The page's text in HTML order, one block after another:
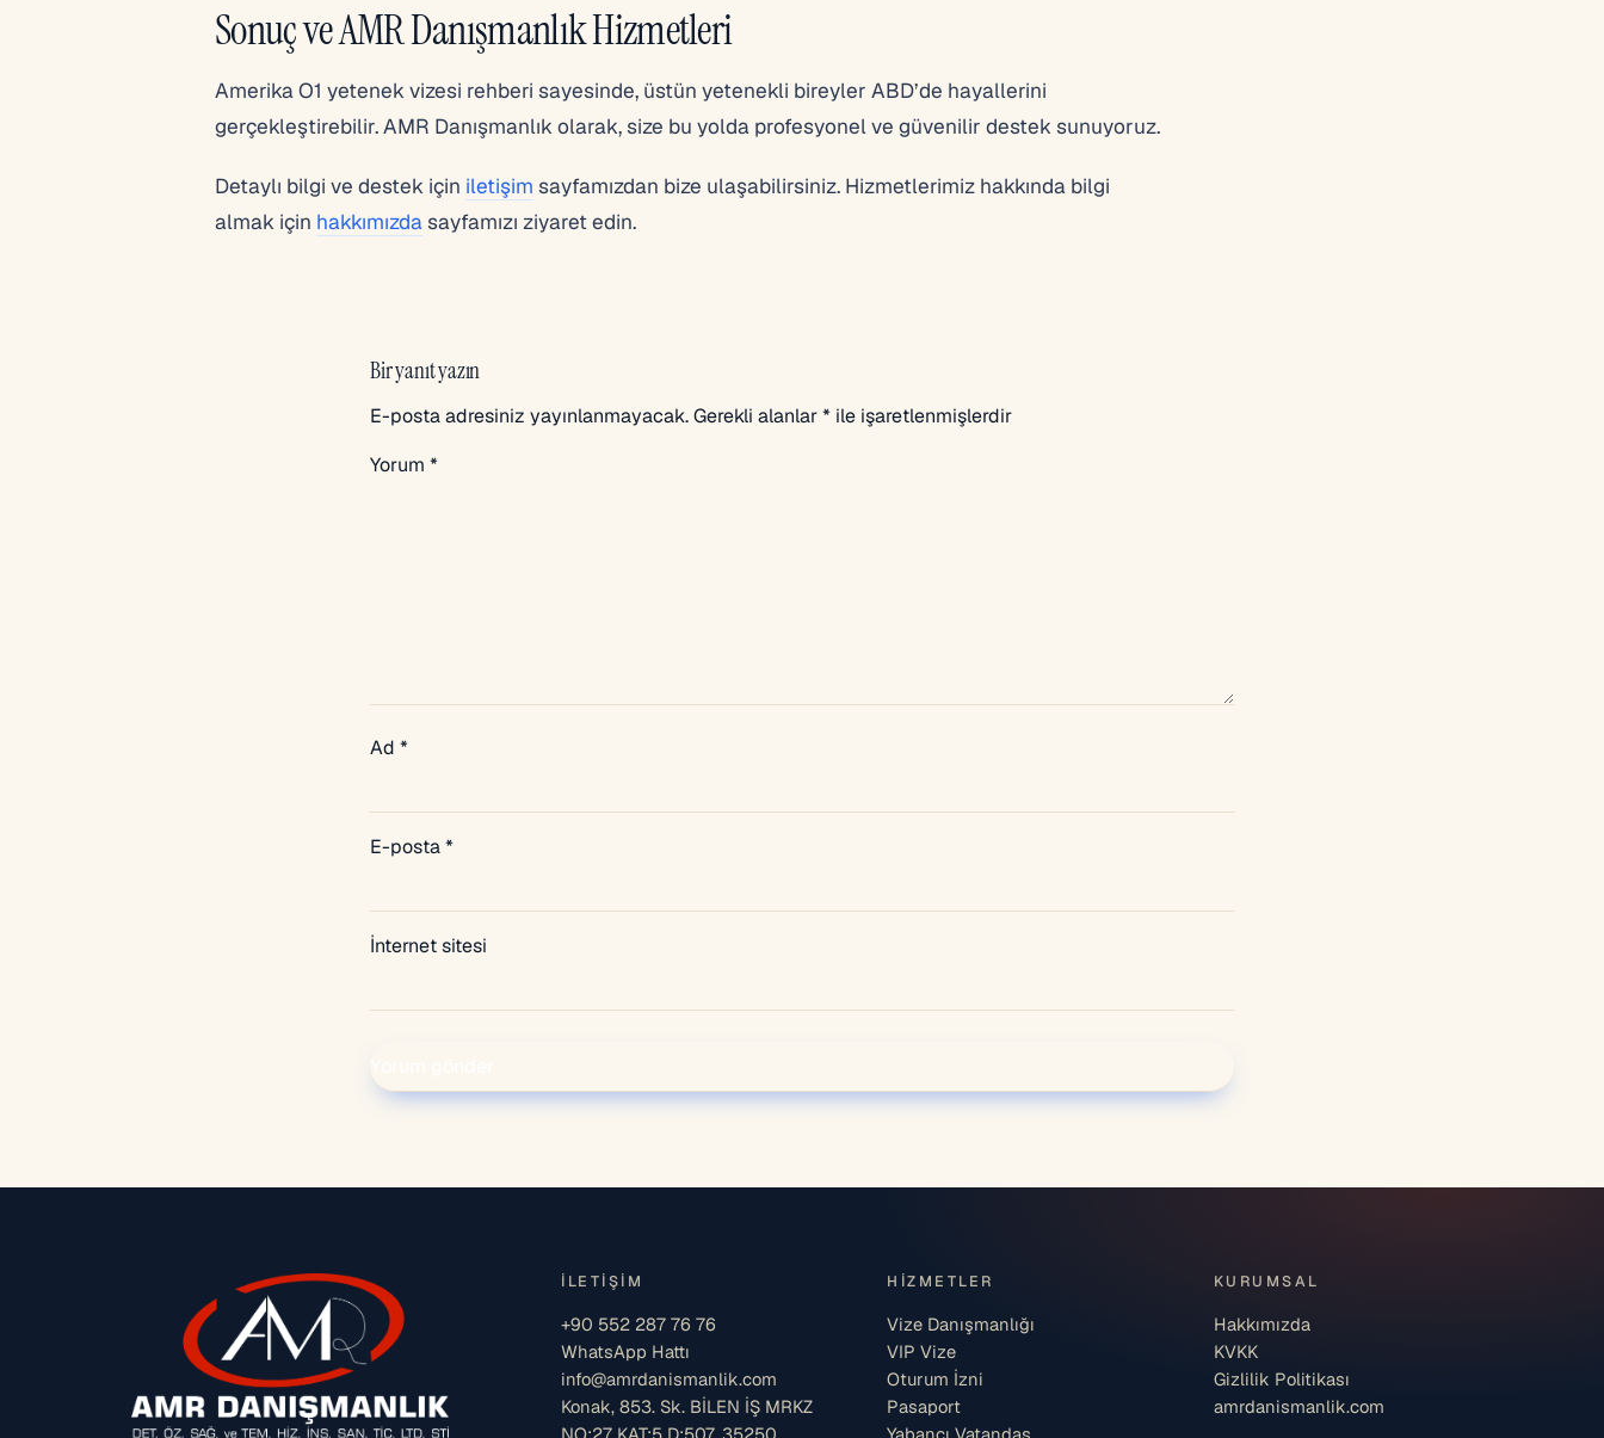
Sonuç ve AMR Danışmanlık Hizmetleri
Amerika O1 yetenek vizesi rehberi sayesinde, üstün yetenekli bireyler ABD’de hayallerini
gerçekleştirebilir. AMR Danışmanlık olarak, size bu yolda profesyonel ve güvenilir destek sunuyoruz.
Detaylı bilgi ve destek için iletişim sayfamızdan bize ulaşabilirsiniz. Hizmetlerimiz hakkında bilgi
almak için hakkımızdasayfamızı ziyaret edin.
Bir yanıt yazın
E-posta adresiniz yayınlanmayacak.Gerekli alanlar* ile işaretlenmişlerdir
Yorum *
Ad *
E-posta*
İnternet sitesi
İLETIŞIM
+90 552 287 76 76
WhatsApp Hattı
info@amrdanismanlik.com
Konak, 853. Sk. BİLEN İŞ MRKZ
NO:27 KAT:5 D:507, 35250
HIZMETLER
Vize Danışmanlığı
VIP Vize
Oturum İzni
Pasaport
Yabancı Vatandaş
KURUMSAL
Hakkımızda
KVKK
Gizlilik Politikası
amrdanismanlik.com